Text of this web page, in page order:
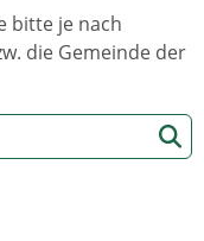
bitte je nach
die Gemeinde der